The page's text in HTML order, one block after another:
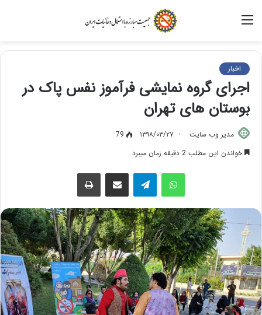
اخبار
اجرای گروه نمایشی فرآموز نفس پاک در
بوستان های تهران
مدیر وب سایت ۱۳۹۸/۰۳/۲۷
79
خواندن این مطلب 2 دقیقه زمان میبرد
واتس آپ اشتراک گذاری از طریق ایمیل